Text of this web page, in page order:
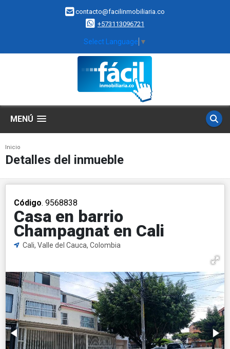
contacto@facilinmobiliaria.co
+573113096721
Select Language ▼
MENÚ
Inicio
Detalles del inmueble
Código. 9568838
Casa en barrio
Champagnat en Cali
Cali, Valle del Cauca, Colombia